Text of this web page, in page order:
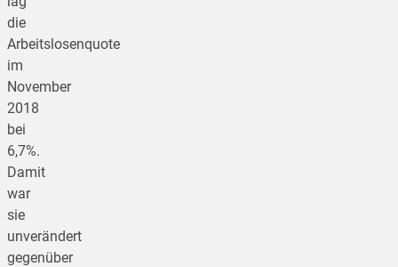
die
Arbeitslosenquote
im
November
2018
bei
6,7%.
Damit
war
sie
unverändert
gegenüber